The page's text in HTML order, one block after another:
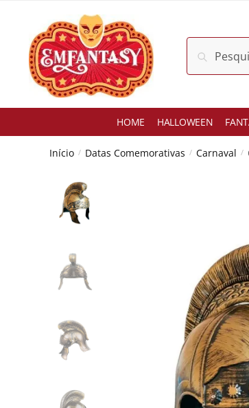
navigation
content
Pesquisar
por:
HOME HALLOWEEN
Início / Datas Comemorativas / Carnaval /